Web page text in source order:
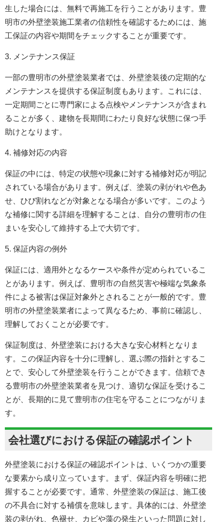
生した場合には、無料で再施工を行うことがあります。豊
明市の外壁塗装施工業者の信頼性を確認するためには、施
工保証の内容や期間をチェックすることが重要です。
3. メンテナンス保証
一部の豊明市の外壁塗装業者では、外壁塗装後の定期的な
メンテナンスを提供する保証制度もあります。これには、
一定期間ごとに専門家による点検やメンテナンスが含まれ
ることが多く、建物を長期間にわたり良好な状態に保つ手
助けとなります。
4. 補修対応の内容
保証の中には、特定の状態や現象に対する補修対応が明記
されている場合があります。例えば、塗装の剥がれや色あ
せ、ひび割れなどが対象となる場合が多いです。このよう
な補修に関する詳細を理解することは、自分の豊明市の住
まいを安心して維持する上で大切です。
5. 保証内容の例外
保証には、適用外となるケースや条件が定められているこ
とがあります。例えば、豊明市の自然災害や極端な気象条
件による被害は保証対象外とされることが一般的です。豊
明市の外壁塗装業者によって異なるため、事前に確認し、
理解しておくことが必要です。
保証制度は、外壁塗装における大きな安心材料となりま
す。この保証内容を十分に理解し、選ぶ際の指針とするこ
とで、安心して外壁塗装を行うことができます。信頼でき
る豊明市の外壁塗装業者を見つけ、適切な保証を受けるこ
とが、長期的に見て豊明市の住宅を守ることにつながりま
す。
会社選びにおける保証の確認ポイント
外壁塗装における保証の確認ポイントは、いくつかの重要
な要素から成り立っています。まず、保証内容を明確に把
握することが必要です。通常、外壁塗装の保証は、施工後
の不具合に対する補償を意味します。具体的には、 外壁塗
装の剥がれ、色褪せ、カビや藻の発生といった問題に対し